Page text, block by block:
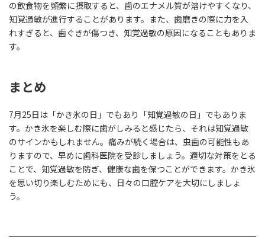
の飲食物を頻繁に摂取すると、歯のエナメル質が溶けやすくなり、
知覚過敏が進行することがあります。また、歯磨きの際に力を入
れすぎると、歯ぐきが傷つき、知覚過敏の原因になることもありま
す。
まとめ
7月25日は「かき氷の日」でもあり「知覚過敏の日」でもありま
す。かき氷を楽しむ際に歯がしみると感じたら、それは知覚過敏
のサインかもしれません。痛みが続く場合は、虫歯の可能性もあ
りますので、早めに歯科医院を受診しましょう。適切な対策をとる
ことで、知覚過敏を防ぎ、健康な歯を保つことができます。かき氷
を思い切り楽しむためにも、日々の口腔ケアを大切にしましょ
う。